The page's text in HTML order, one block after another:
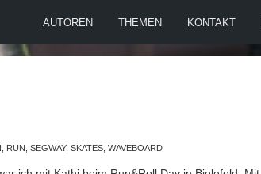
AUTOREN THEMEN KONTAKT
RUN SEGWAY, SKATES WAVEBOARD